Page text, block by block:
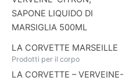
LA CORVETTE MARSEILLE
Prodotti per il corpo
LA CORVETTE – VERVEINE-